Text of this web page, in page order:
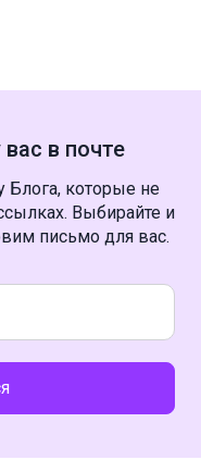
в почте
Блога, которые не
Выбирайте и
письмо для вас.